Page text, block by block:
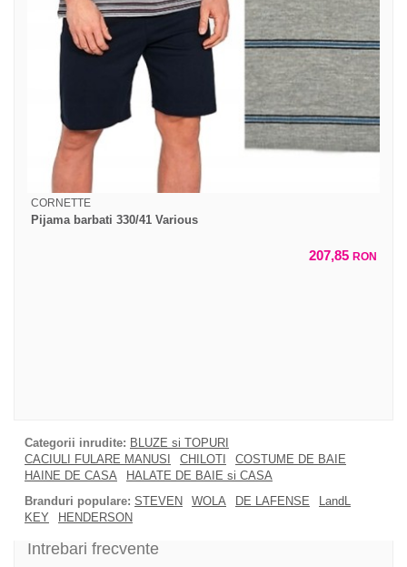
CORNETTE
Pijama barbati 330/41 Various
207,85 RON
Categorii inrudite: BLUZE si TOPURI
CACIULI FULARE MANUSI
CHILOTI
COSTUME DE BAIE
HAINE DE CASA
HALATE DE BAIE si CASA
Branduri populare: STEVEN WOLA DE LAFENSE
LandL
KEY
HENDERSON
Intrebari frecvente